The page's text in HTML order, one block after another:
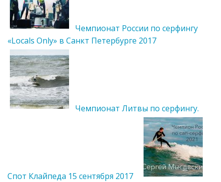
Чемпионат России по серфингу
«Locals Only» в Санкт Петербурге 2017
Чемпионат Литвы по серфингу.
Спот Клайпеда 15 сентября 2017